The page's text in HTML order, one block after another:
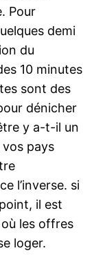
Pour
demi
du
10 minutes
sont des
dénicher
y a-t-il un
pays
l’inverse. si
il est
les offres
loger.